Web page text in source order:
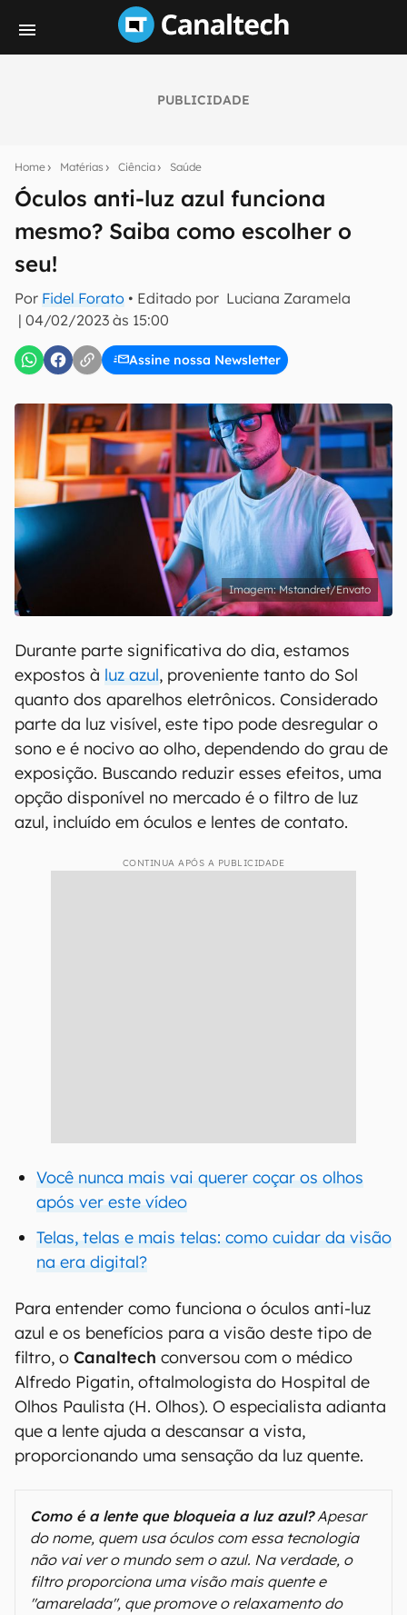
PUBLICIDADE
Home Matérias Ciência Saúde
Óculos anti-luz azul funciona
mesmo? Saiba como escolher o
seu!
Por Fidel Forato • Editado por Luciana Zaramela
| 04/02/2023 às 15:00
Assine nossa Newsletter
notícias e reviews sobre tecnologia em primeira
mão.
E-mail
inscreva-se
Confirmo que li, aceito e concordo com os Termos de
Uso e Política de Privacidade do Canaltech.
Mstandret/Envato
Durante parte significativa do dia, estamos
expostos à luz azul, proveniente tanto do Sol
quanto dos aparelhos eletrônicos. Considerado
parte da luz visível, este tipo pode desregular o
sono e é nocivo ao olho, dependendo do grau de
exposição. Buscando reduzir esses efeitos, uma
opção disponível no mercado é o filtro de luz
azul, incluído em óculos e lentes de contato.
CONTINUA APÓS A PUBLICIDADE
Você nunca mais vai querer coçar os olhos
após ver este vídeo
Telas, telas e mais telas: como cuidar da visão
na era digital?
Para entender como funciona o óculos anti-luz
azul e os benefícios para a visão deste tipo de
filtro, o Canaltech conversou com o médico
Alfredo Pigatin, oftalmologista do Hospital de
Olhos Paulista (H. Olhos). O especialista adianta
que a lente ajuda a descansar a vista,
proporcionando uma sensação da luz quente.
Como é a lente que bloqueia a luz azul?Apesar
do nome, quem usa óculos com essa tecnologia
não vai ver o mundo sem o azul. Na verdade, o
filtro proporciona uma visão mais quente e
"amarelada", que promove o relaxamento do